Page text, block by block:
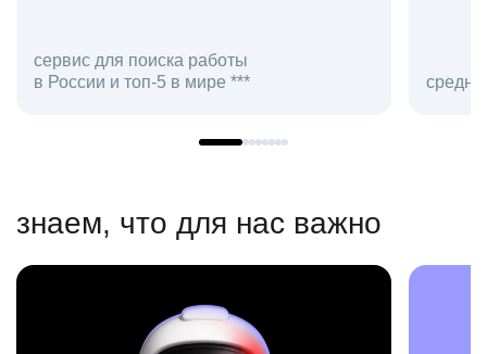
поиска работы
и топ-5 в мире ***
средняя оценка
знаем, что для нас важно